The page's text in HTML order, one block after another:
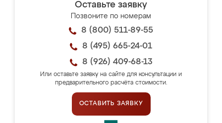
Оставьте заявку
Позвоните по номерам
8 (800) 511-89-55
8 (495) 665-24-01
8 (926) 409-68-13
Или оставьте заявку на сайте для консультации и
предварительного расчёта стоимости.
ОСТАВИТЬ ЗАЯВКУ